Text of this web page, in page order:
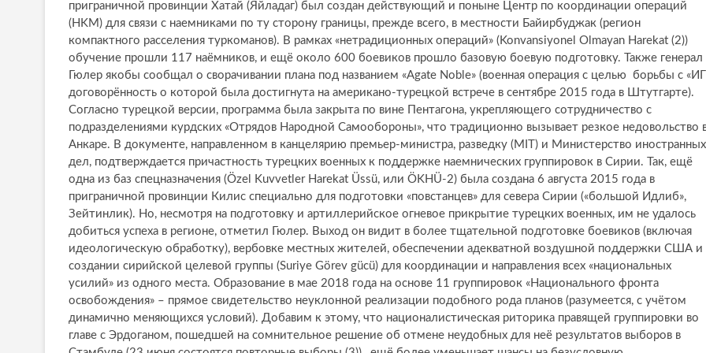
приграничной провинции Хатай (Яйладаг) был создан действующий и поныне Центр по координации операций
(HKM) для связи с наемниками по ту сторону границы, прежде всего, в местности Байирбуджак (регион
компактного расселения туркоманов). В рамках «нетрадиционных операций» (Konvansiyonel Olmayan Harekat (2))
обучение прошли 117 наёмников, и ещё около 600 боевиков прошло базовую боевую подготовку. Также генерал
Гюлер якобы сообщал о сворачивании плана под названием «Agate Noble» (военная операция с целью борьбы с
договорённость о которой была достигнута на американо-турецкой встрече в сентябре 2015 года в Штутгарте).
Согласно турецкой версии, программа была закрыта по вине Пентагона, укрепляющего сотрудничество с
подразделениями курдских «Отрядов Народной Самообороны», что традиционно вызывает резкое недовольство
Анкаре. В документе, направленном в канцелярию премьер-министра, разведку (MIT) и Министерство иностранных
дел, подтверждается причастность турецких военных к поддержке наемнических группировок в Сирии. Так, ещё
одна из баз спецназначения (Özel Kuvvetler Harekat Üssü, или ÖKHÜ-2) была создана 6 августа 2015 года в
приграничной провинции Килис специально для подготовки «повстанцев» для севера Сирии («большой Идлиб»,
Зейтинлик). Но, несмотря на подготовку и артиллерийское огневое прикрытие турецких военных, им не удалось
добиться успеха в регионе, отметил Гюлер. Выход он видит в более тщательной подготовке боевиков (включая
идеологическую обработку), вербовке местных жителей, обеспечении адекватной воздушной поддержки США и
создании сирийской целевой группы (Suriye Görev gücü) для координации и направления всех «национальных
усилий» из одного места. Образование в мае 2018 года на основе 11 группировок «Национального фронта
освобождения» – прямое свидетельство неуклонной реализации подобного рода планов (разумеется, с учётом
динамично меняющихся условий). Добавим к этому, что националистическая риторика правящей группировки во
главе с Эрдоганом, пошедшей на сомнительное решение об отмене неудобных для неё результатов выборов в